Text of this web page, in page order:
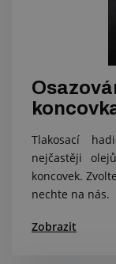
Tlakosací
nejčastěji
koncovek.
nechte na nás.
Zobrazit